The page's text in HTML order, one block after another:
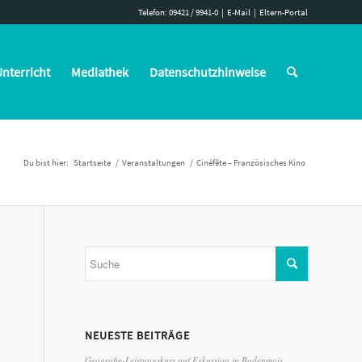
Telefon: 09421 / 9941-0 | E-Mail | Eltern-Portal
Mediathek Datenschutzhinweise
Du bist hier: Startseite / Veranstaltungen / Cinéfête – Französisches Kino
NEUESTE BEITRÄGE